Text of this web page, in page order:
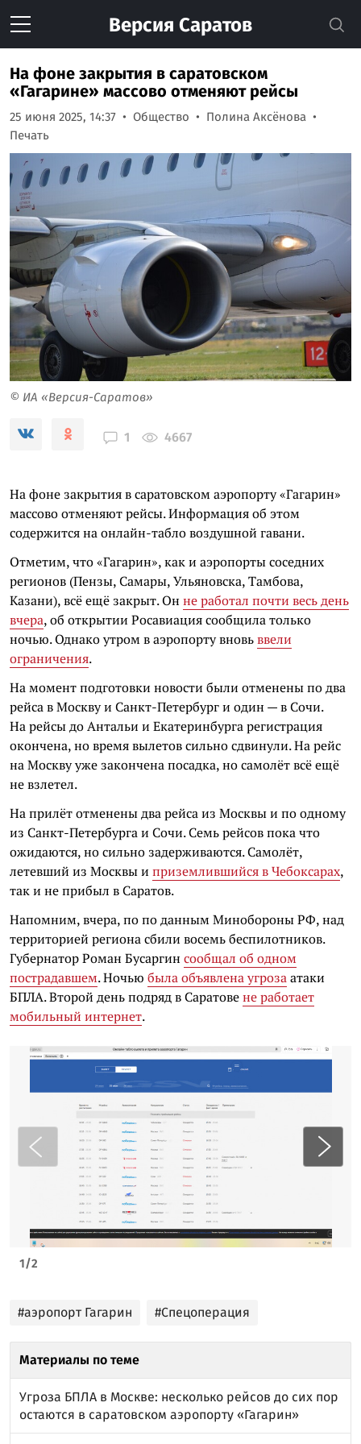
Версия Саратов
На фоне закрытия в саратовском
«Гагарине» массово отменяют рейсы
25 июня 2025, 14:37 Общество
Полина Аксёнова
Печать
© ИА «Версия-Саратов»
1 4667
На фоне закрытия в саратовском аэропорту «Гагарин»
массово отменяют рейсы. Информация об этом
содержится на онлайн-табло воздушной гавани.
Отметим, что «Гагарин», как и аэропорты соседних
регионов (Пензы, Самары, Ульяновска, Тамбова,
Казани), всё ещё закрыт. Он не работал почти весь день
вчера, об открытии Росавиация сообщила только
ночью. Однако утром в аэропорту вновьввели
ограничения.
На момент подготовки новости были отменены по два
рейса в Москву и Санкт-Петербург и один — в Сочи.
На рейсы до Антальи и Екатеринбурга регистрация
окончена, но время вылетов сильно сдвинули. На рейс
на Москву уже закончена посадка, но самолёт всё ещё
не взлетел.
На прилёт отменены два рейса из Москвы и по одному
из Санкт-Петербурга и Сочи. Семь рейсов пока что
ожидаются, но сильно задерживаются. Самолёт,
летевший из Москвы и приземлившийся в Чебоксарах,
так и не прибыл в Саратов.
Напомним, вчера, по по данным Минобороны РФ, над
территорией региона сбили восемь беспилотников.
Губернатор Роман Бусаргин сообщал об одном
пострадавшем. Ночью была объявлена угрозаатаки
БПЛА. Второй день подряд в Саратовене работает
мобильный интернет.
1/2
#аэропорт Гагарин #Спецоперация
Материалы по теме
Угроза БПЛА в Москве: несколько рейсов до сих пор
остаются в саратовском аэропорту «Гагарин»